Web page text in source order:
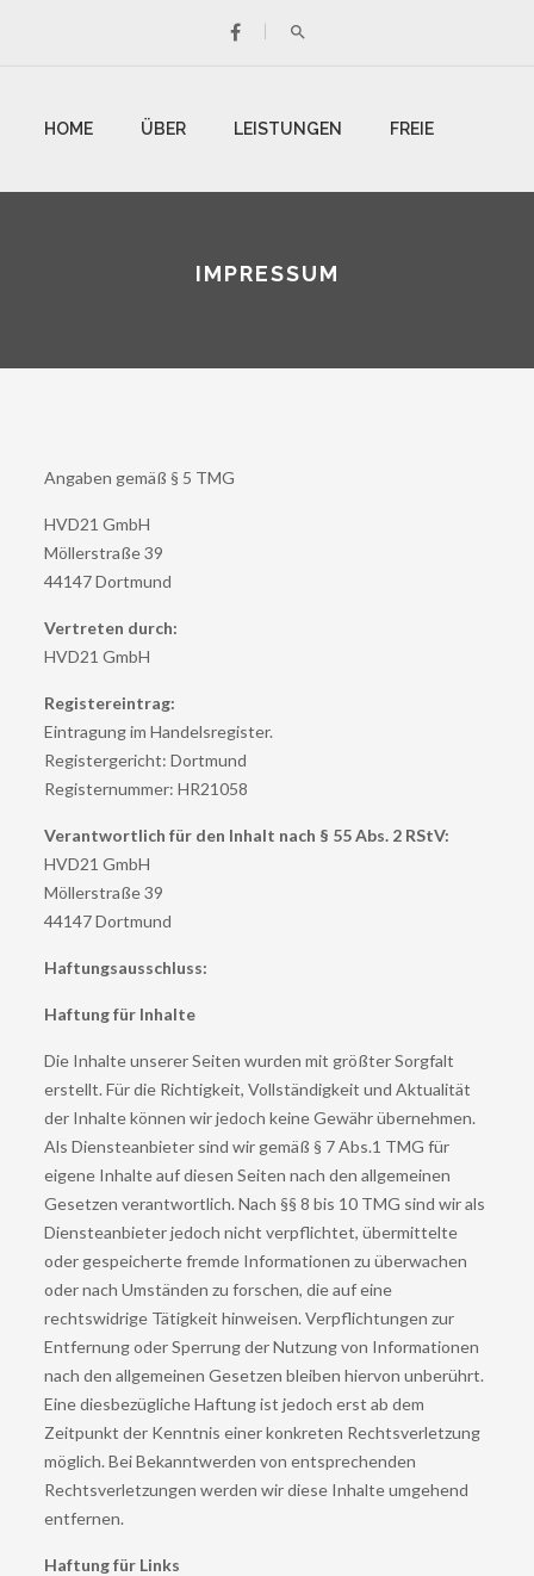
HOME ÜBER LEISTUNGEN FREIE
IMPRESSUM
Angaben gemäß § 5 TMG
HVD21 GmbH
Möllerstraße 39
44147 Dortmund
Vertreten durch:
HVD21 GmbH
Registereintrag:
Eintragung im Handelsregister.
Registergericht: Dortmund
Registernummer: HR21058
Verantwortlich für den Inhalt nach § 55 Abs. 2 RStV:
HVD21 GmbH
Möllerstraße 39
44147 Dortmund
Haftungsausschluss:
Haftung für Inhalte
Die Inhalte unserer Seiten wurden mit größter Sorgfalt
erstellt. Für die Richtigkeit, Vollständigkeit und Aktualität
der Inhalte können wir jedoch keine Gewähr übernehmen.
Als Diensteanbieter sind wir gemäß § 7 Abs.1 TMG für
eigene Inhalte auf diesen Seiten nach den allgemeinen
Gesetzen verantwortlich. Nach §§ 8 bis 10 TMG sind wir als
Diensteanbieter jedoch nicht verpflichtet, übermittelte
oder gespeicherte fremde Informationen zu überwachen
oder nach Umständen zu forschen, die auf eine
rechtswidrige Tätigkeit hinweisen. Verpflichtungen zur
Entfernung oder Sperrung der Nutzung von Informationen
nach den allgemeinen Gesetzen bleiben hiervon unberührt.
Eine diesbezügliche Haftung ist jedoch erst ab dem
Zeitpunkt der Kenntnis einer konkreten Rechtsverletzung
möglich. Bei Bekanntwerden von entsprechenden
Rechtsverletzungen werden wir diese Inhalte umgehend
entfernen.
Haftung für Links